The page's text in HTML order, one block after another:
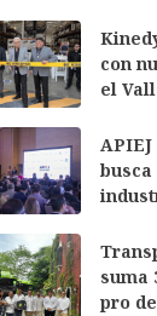
con
el
suma
pro